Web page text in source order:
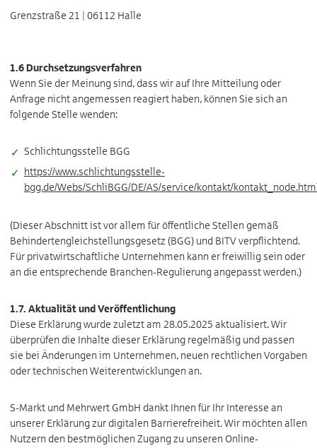
Grenzstraße 21 | 06112 Halle
1.6 Durchsetzungsverfahren
Wenn Sie der Meinung sind, dass wir auf Ihre Mitteilung oder
Anfrage nicht angemessen reagiert haben, können Sie sich an
folgende Stelle wenden:
Schlichtungsstelle BGG
https://www.schlichtungsstelle-
bgg.de/Webs/SchliBGG/DE/AS/service/kontakt/
(Dieser Abschnitt ist vor allem für öffentliche Stellen gemäß
Behindertengleichstellungsgesetz (BGG) und BITV verpflichtend.
Für privatwirtschaftliche Unternehmen kann er freiwillig sein oder
an die entsprechende Branchen-Regulierung angepasst werden.)
1.7. Aktualität und Veröffentlichung
Diese Erklärung wurde zuletzt am 28.05.2025 aktualisiert. Wir
überprüfen die Inhalte dieser Erklärung regelmäßig und passen
sie bei Änderungen im Unternehmen, neuen rechtlichen Vorgaben
oder technischen Weiterentwicklungen an.
S-Markt und Mehrwert GmbH dankt Ihnen für Ihr Interesse an
unserer Erklärung zur digitalen Barrierefreiheit. Wir möchten allen
Nutzern den bestmöglichen Zugang zu unseren Online-